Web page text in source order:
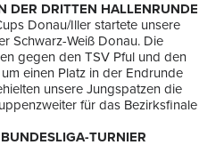
DER DRITTEN HALLENRUNDE
Donau/Iller startete unsere
Schwarz-Weiß Donau. Die
gegen den TSV Pful und den
einen Platz in der Endrunde
unsere Jungspatzen die
für das Bezirksfinale
TURNIER